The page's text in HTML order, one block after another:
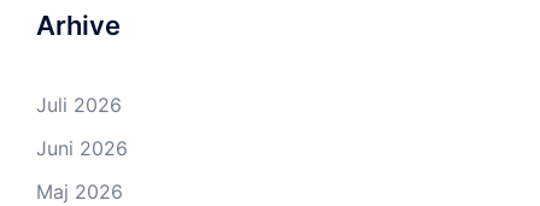
Arhive
Juli 2026
Juni 2026
Maj 2026